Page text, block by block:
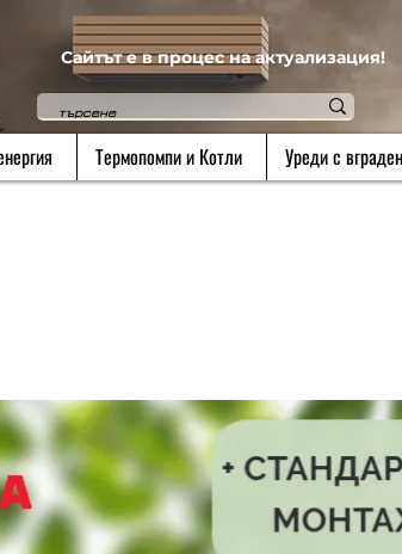
Сайтът е в процес на актуализация!
Термопомпи и Котли Уреди с